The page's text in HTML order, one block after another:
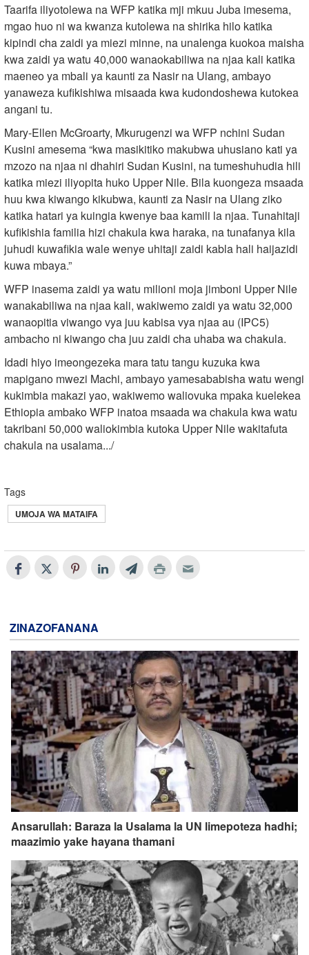
Taarifa iliyotolewa na WFP katika mji mkuu Juba imesema,
mgao huo ni wa kwanza kutolewa na shirika hilo katika
kipindi cha zaidi ya miezi minne, na unalenga kuokoa maisha
kwa zaidi ya watu 40,000 wanaokabiliwa na njaa kali katika
maeneo ya mbali ya kaunti za Nasir na Ulang, ambayo
yanaweza kufikishiwa misaada kwa kudondoshewa kutokea
angani tu.
Mary-Ellen McGroarty, Mkurugenzi wa WFP nchini Sudan
Kusini amesema “kwa masikitiko makubwa uhusiano kati ya
mzozo na njaa ni dhahiri Sudan Kusini, na tumeshuhudia hili
katika miezi iliyopita huko Upper Nile. Bila kuongeza msaada
huu kwa kiwango kikubwa, kaunti za Nasir na Ulang ziko
katika hatari ya kuingia kwenye baa kamili la njaa. Tunahitaji
kufikishia familia hizi chakula kwa haraka, na tunafanya kila
juhudi kuwafikia wale wenye uhitaji zaidi kabla hali haijazidi
kuwa mbaya.”
WFP inasema zaidi ya watu milioni moja jimboni Upper Nile
wanakabiliwa na njaa kali, wakiwemo zaidi ya watu 32,000
wanaopitia viwango vya juu kabisa vya njaa au (IPC5)
ambacho ni kiwango cha juu zaidi cha uhaba wa chakula.
Idadi hiyo imeongezeka mara tatu tangu kuzuka kwa
mapigano mwezi Machi, ambayo yamesababisha watu wengi
kukimbia makazi yao, wakiwemo waliovuka mpaka kuelekea
Ethiopia ambako WFP inatoa msaada wa chakula kwa watu
takribani 50,000 waliokimbia kutoka Upper Nile wakitafuta
chakula na usalama.../
Tags
UMOJA WA MATAIFA
ZINAZOFANANA
Ansarullah: Baraza la Usalama la UN limepoteza hadhi;
maazimio yake hayana thamani